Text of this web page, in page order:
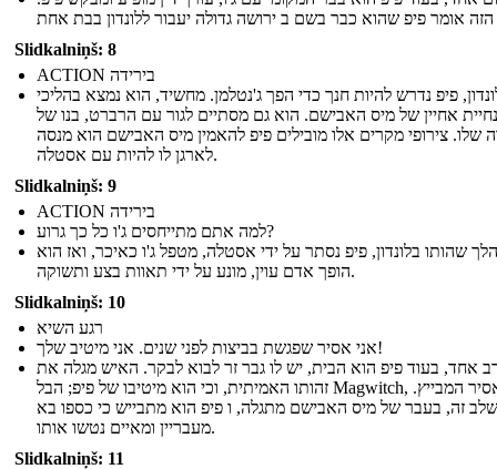
Slidkalniņš: 8
ACTION בירידה
פיפ נדרש להיות חנך כדי הפך ג'נטלמן. מחשיד, הוא נמצא בהליכי
אחיין של מיס האבישם. הוא גם מסתיים לגור עם הרברט, בנו של
שלו. צירופי מקרים אלו מובילים פיפ להאמין מיס האבישם הוא מנסה
לארגן לו להיות עם אסטלה.
Slidkalniņš: 9
ACTION בירידה
למה אתם מתייחסים ג'ו כל כך גרוע?
שהותו בלונדון, פיפ נסתר על ידי אסטלה, מטפל ג'ו כאיכר, ואז הוא
הופך אדם עוין, מונע על ידי תאוות בצע ותשוקה.
Slidkalniņš: 10
רגע השיא
אני אסיר שפגשת בביצות לפני שנים. אני מיטיב שלך!
אחד, בעוד פיפ הוא הבית, יש לו גבר זר לבוא לבקר. האיש מגלה את
זהותו האמיתית, וכי הוא מיטיבו של פיפ; הבל Magwitch, והאסיר המבייץ.
זה, בעבר של מיס האבישם מתגלה, ו פיפ הוא מתבייש כי כספו בא
מעבריין ומאיים נטשו אותו.
Slidkalniņš: 11